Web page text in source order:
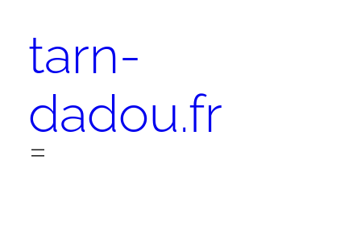
contenu
tarn-
dadou.fr